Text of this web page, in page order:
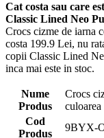
Cat costa sau care
Classic Lined Neo
Crocs cizme de iarna
costa 199.9 Lei, nu
copii Classic Lined
inca mai este in stoc.
Nume
Produs
Crocs
culoarea
Cod
Produs
9BYX-